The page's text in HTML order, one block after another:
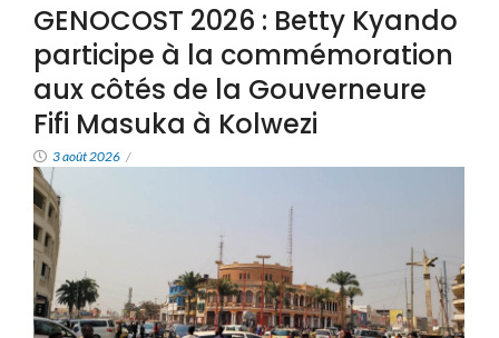
GENOCOST 2026 : Betty Kyando
participe à la commémoration
aux côtés de la Gouverneure
Fifi Masuka à Kolwezi
3 août 2026 /